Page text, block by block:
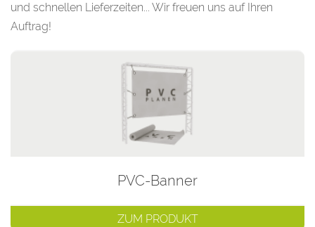
und schnellen Lieferzeiten... Wir freuen uns auf Ihren
Auftrag!
PVC-Banner
ZUM PRODUKT